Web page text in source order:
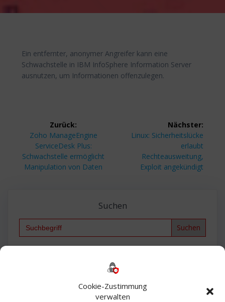
Cookie-Zustimmung
verwalten
Ein entfernter, anonymer Angreifer kann eine
Schwachstelle in IBM InfoSphere Information Server
ausnutzen, um Informationen offenzulegen.
Beitragsnavigation
Zurück:
Vorheriger
Beitrag:
Zoho ManageEngine
ServiceDesk Plus:
Schwachstelle ermöglicht
Manipulation von Daten
Nächster:
Nächster
Linux: Sicherheitslücke
erlaubt
Rechteausweitung,
Exploit angekündigt
Suchen
Search
Bautagebuch
Exchange firewall Fritzbox
Microsoft